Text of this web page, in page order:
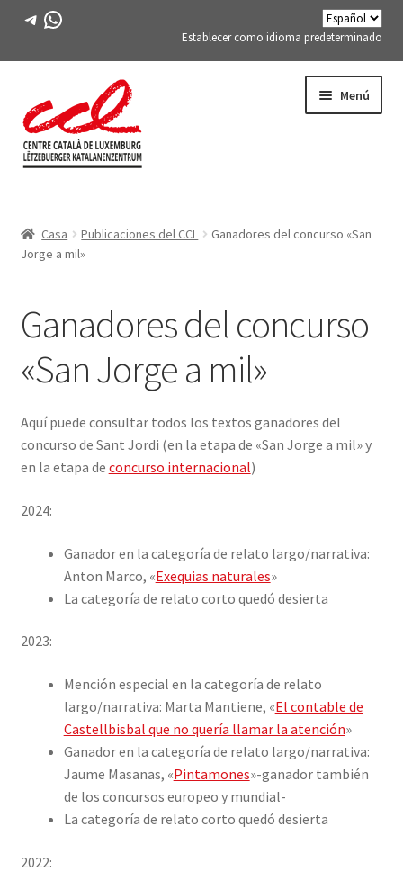
Telegrama
WhatsApp
Establecer como idioma predeterminado
la
navegación
al
contenido
Menú
menu
¿Qué es?
menu
Contacto
Invitados ilustres del CCL
Publicaciones
child
miembros de artículos
histórico
menu
MIEMBROS DE FES-TE
LIBRO
INICIAR SESIÓN
Casa Publicaciones del CCL
Ganadores del concurso «San
Jorge a mil»
Ganadores del concurso
«San Jorge a mil»
Aquí puede consultar todos los textos ganadores del
concurso de Sant Jordi (en la etapa de «San Jorge a mil» y
en la etapa de concurso internacional)
2024:
Ganador en la categoría de relato largo/narrativa:
Anton Marco, «Exequias naturales»
La categoría de relato corto quedó desierta
2023:
Mención especial en la categoría de relato
largo/narrativa: Marta Mantiene, «El contable de
Castellbisbal que no quería llamar la atención»
Ganador en la categoría de relato largo/narrativa:
Jaume Masanas, «Pintamones»-ganador también
de los concursos europeo y mundial-
La categoría de relato corto quedó desierta
2022: